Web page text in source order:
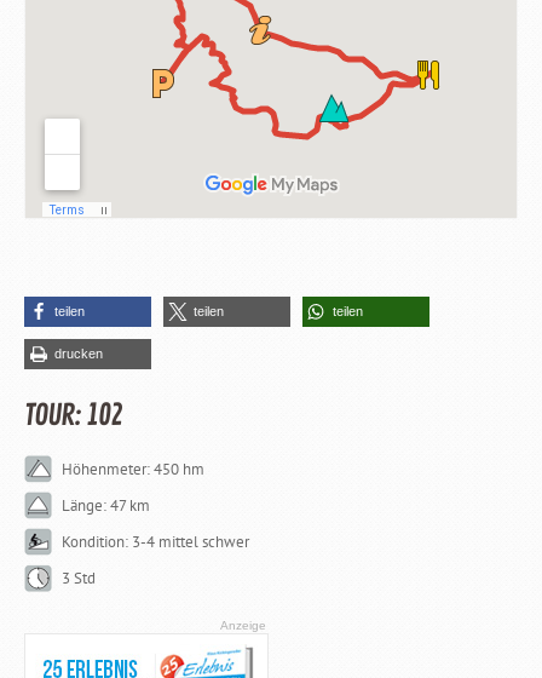
teilen teilen teilen
drucken
TOUR: 102
Höhenmeter: 450 hm
Länge: 47 km
Kondition: 3-4 mittel schwer
3 Std
Anzeige